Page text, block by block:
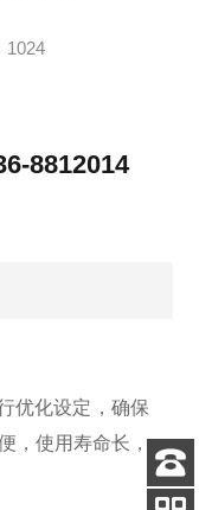
1024
8812014
优化设定，确保
，使用寿命长，
客服